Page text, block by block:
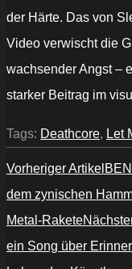
der Härte. Das von
Video verwischt die
wachsender Angst –
starker Beitrag im
Tags: Deathcore, Let
Vorheriger Artikel
dem zynischen
Metal-Rakete
ein Song über